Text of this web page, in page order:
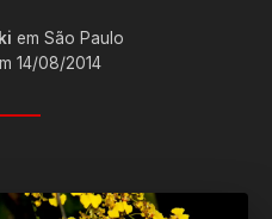
em São Paulo
14/08/2014